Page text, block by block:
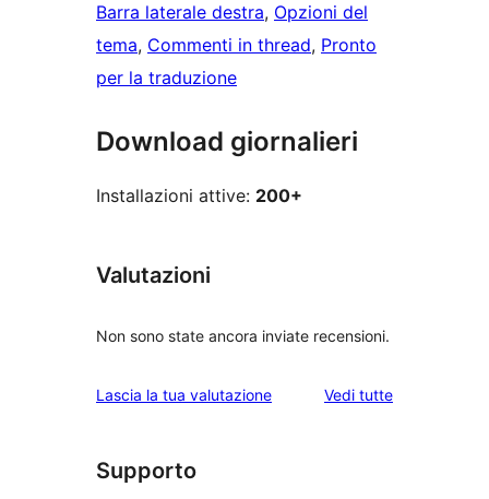
Barra laterale destra, Opzioni del
tema, Commenti in thread, Pronto
per la traduzione
Download giornalieri
Installazioni attive: 200+
Valutazioni
Non sono state ancora inviate recensioni.
Lascia la tua valutazione Vedi tuttele
Supporto